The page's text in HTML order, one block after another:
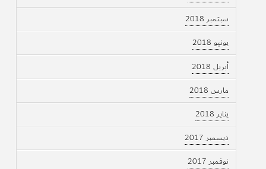
سبتمبر 2018
يونيو 2018
أبريل 2018
مارس 2018
يناير 2018
ديسمبر 2017
نوفمبر 2017